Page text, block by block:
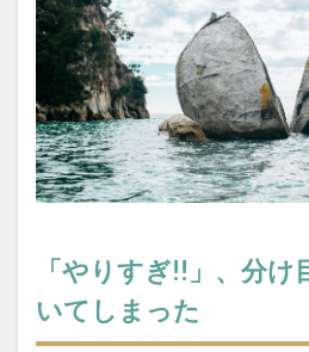
「やりすぎ!!」、分
いてしまった